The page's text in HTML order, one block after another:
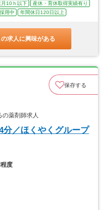
月10ｈ以下
産休・育休取得実績有り
用中 年間休日120日以上
の求人に興味がある
保存する
薬剤師求人
分／ほくやくグループ
度